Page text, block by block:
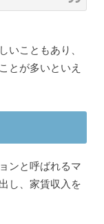
いこともあり、
とが多いといえ
ンと呼ばれるマ
し、家賃収入を